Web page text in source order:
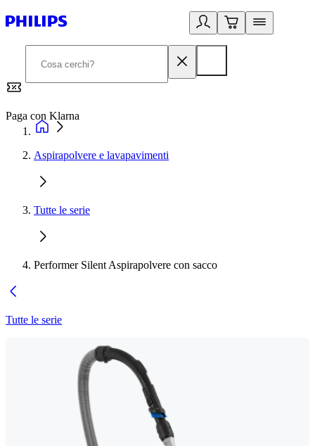
Paga con Klarna
Aspirapolvere e lavapavimenti
Tutte le serie
Performer Silent Aspirapolvere con sacco
Tutte le serie